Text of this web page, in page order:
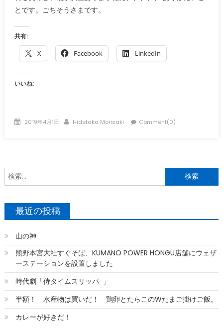
とです。ごちそうさまです。
共有:
X Facebook LinkedIn
いいね:
Posted
2019年4月1日 Author
Hidetaka Morisaki Comment(0)
最近の投稿
山の神
熊野本宮大社すぐそば、KUMANO POWER HONGU店舗にウェザ
ーステーションを設置しました
時代劇「侍タイムスリッパ−」
半額！ 水産物は買いだ！ 鶏卵とたらこのWたまご掛けご飯。
カレーが好きだ！